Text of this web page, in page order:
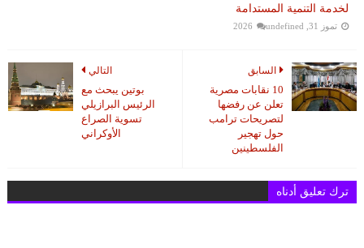
لخدمة التنمية المستدامة
تموز 31, 2026 undefined
التالي
بوتين يبحث مع
الرئيس البرازيلي
تسوية الصراع
الأوكراني
السابق
10 نقابات مصرية
تعلن عن رفضها
لتصريحات ترامب
حول تهجير
الفلسطينين
ترك تعليق أدناه